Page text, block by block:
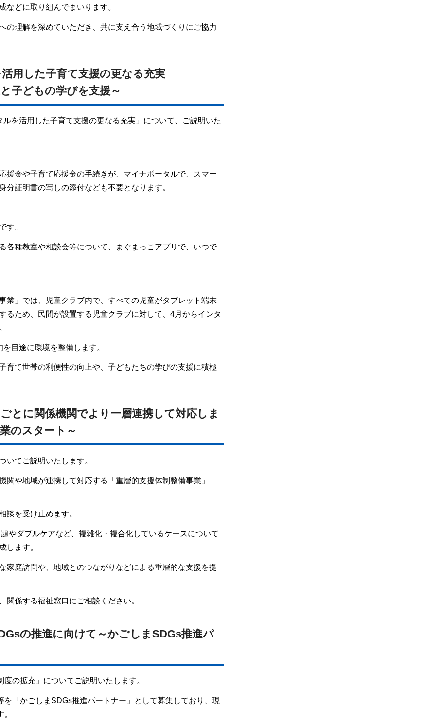
などに取り組んでまいります。
の理解を深めていただき、共に支え合う地域づくりにご協力
用した子育て支援の更なる充実
子どもの学びを支援～
を活用した子育て支援の更なる充実」について、ご説明いた
援金や子育て応援金の手続きが、マイナポータルで、スマー
分証明書の写しの添付なども不要となります。
す。
各種教室や相談会等について、まぐまっこアプリで、いつで
業」では、児童クラブ内で、すべての児童がタブレット端末
るため、民間が設置する児童クラブに対して、4月からインタ
目途に環境を整備します。
育て世帯の利便性の向上や、子どもたちの学びの支援に積極
とに関係機関でより一層連携して対応しま
のスタート～
いてご説明いたします。
関や地域が連携して対応する「重層的支援体制整備事業」
談を受け止めます。
やダブルケアなど、複雑化・複合化しているケースについて
します。
家庭訪問や、地域とのつながりなどによる重層的な支援を提
関係する福祉窓口にご相談ください。
の推進に向けて～かごしまSDGs推進パ
の拡充」についてご説明いたします。
「かごしまSDGs推進パートナー」として募集しており、現